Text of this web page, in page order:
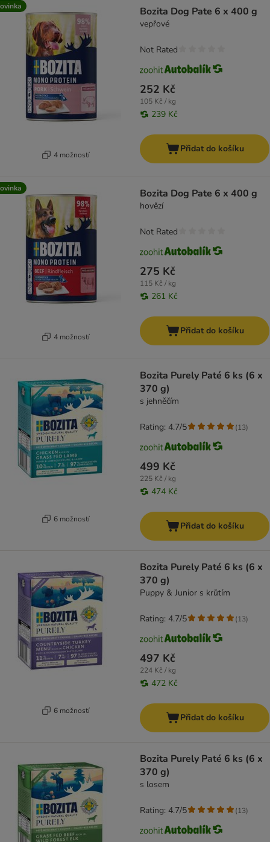
4 možností
Bozita Dog Pate 6 x 400 g
vepřové
252 Kč
105 Kč / kg
239 Kč
Not Rated
Přidat do košíku
4 možností
Bozita Dog Pate 6 x 400 g
hovězí
275 Kč
115 Kč / kg
261 Kč
Not Rated
Přidat do košíku
6 možností
Bozita Purely Paté 6 ks (6 x
370 g)
s jehněčím
499 Kč
225 Kč / kg
474 Kč
Rating: 4.7/5 (13)
Přidat do košíku
6 možností
Bozita Purely Paté 6 ks (6 x
370 g)
Puppy & Junior s krůtím
497 Kč
224 Kč / kg
472 Kč
Rating: 4.7/5 (13)
Přidat do košíku
Bozita Purely Paté 6 ks (6 x
370 g)
s losem
Rating: 4.7/5 (13)